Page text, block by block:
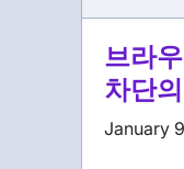
브라
차단
January